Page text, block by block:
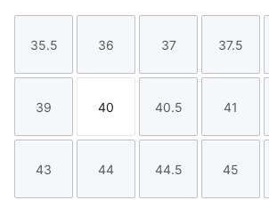
Taille
35.5
Taille
36
Taille
37
Taille
37.5
Taille
39
Taille
40
Taille
40.5
Taille
41
Taille
43
Taille
44
Taille
44.5
Taille
45